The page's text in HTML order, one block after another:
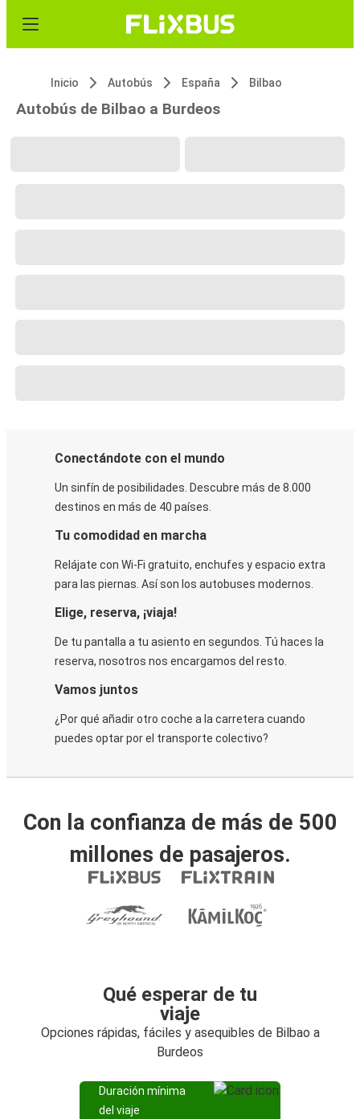
Inicio Autobús España Bilbao
Autobús de Bilbao a Burdeos
Conectándote con el mundo
Un sinfín de posibilidades. Descubre más de 8.000
destinos en más de 40 países.
Tu comodidad en marcha
Relájate con Wi-Fi gratuito, enchufes y espacio extra
para las piernas. Así son los autobuses modernos.
Elige, reserva, ¡viaja!
De tu pantalla a tu asiento en segundos. Tú haces la
reserva, nosotros nos encargamos del resto.
Vamos juntos
¿Por qué añadir otro coche a la carretera cuando
puedes optar por el transporte colectivo?
Con la confianza de más de 500
millones de pasajeros.
Qué esperar de tu
viaje
Opciones rápidas, fáciles y asequibles de Bilbao a
Burdeos
Duración mínima
del viaje